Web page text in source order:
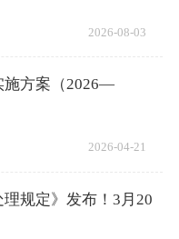
2026-08-03
施方案（2026—
2026-04-21
理规定》发布！3月20